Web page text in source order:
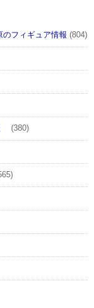
のフィギュア情報 (804)
(380)